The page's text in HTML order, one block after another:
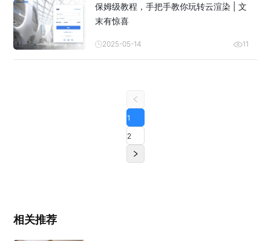
保姆级教程，手把手教你玩转云渲染 | 文
末有惊喜
2025-05-14 11
1
2
相关推荐